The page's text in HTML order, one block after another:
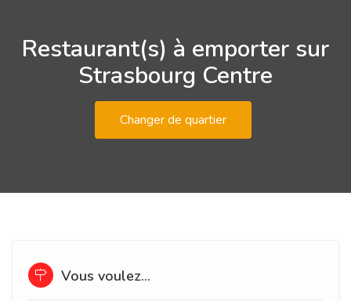
Restaurant(s) à emporter sur
Strasbourg Centre
Changer de quartier
Vous voulez...